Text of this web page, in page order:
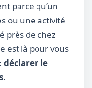
parce qu’un
ou une activité
près de chez
est là pour vous
déclarer le
.